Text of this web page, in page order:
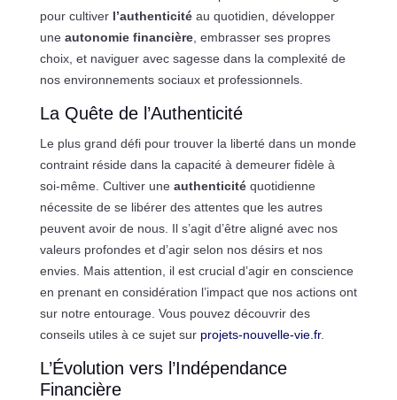
pour cultiver l’authenticitéau quotidien, développer
une autonomie financière, embrasser ses propres
choix, et naviguer avec sagesse dans la complexité de
nos environnements sociaux et professionnels.
La Quête de l’Authenticité
Le plus grand défi pour trouver la liberté dans un monde
contraint réside dans la capacité à demeurer fidèle à
soi-même. Cultiver une authenticitéquotidienne
nécessite de se libérer des attentes que les autres
peuvent avoir de nous. Il s’agit d’être aligné avec nos
valeurs profondes et d’agir selon nos désirs et nos
envies. Mais attention, il est crucial d’agir en conscience
en prenant en considération l’impact que nos actions ont
sur notre entourage. Vous pouvez découvrir des
conseils utiles à ce sujet sur projets-nouvelle-vie.fr.
L’Évolution vers l’Indépendance
Financière